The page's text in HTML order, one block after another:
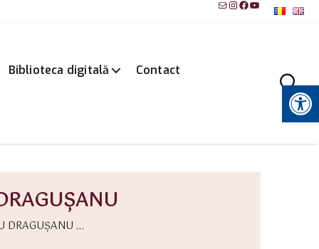
MailInstagram
Facebook
YouTube
Biblioteca digitală
Contact
Instrumente pentru accesibilitate
DRAGUŞANU ...